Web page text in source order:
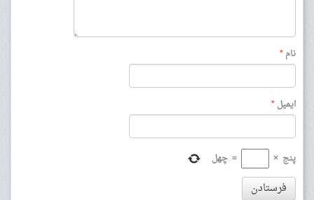
نام*
ایمیل*
پنج ×
= چهل
فرستادن